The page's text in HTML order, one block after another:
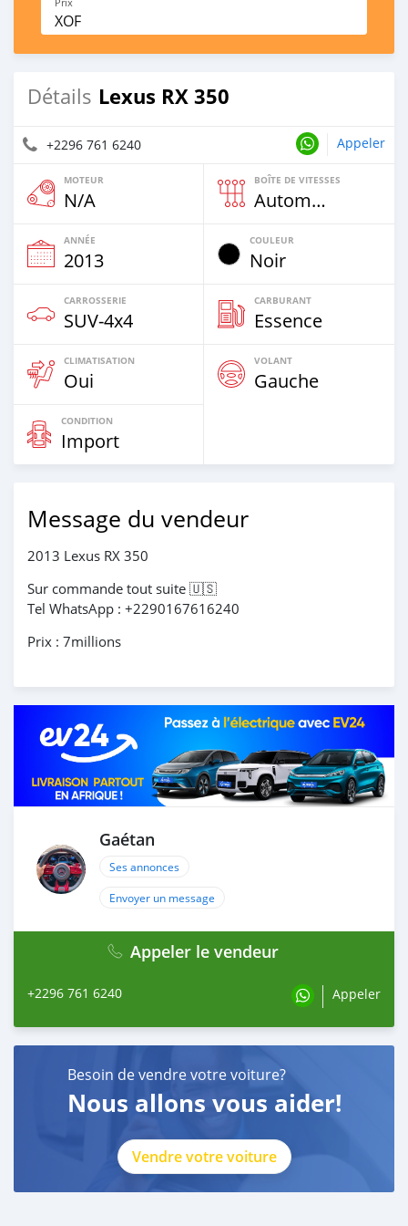
XOF
Détails Lexus RX 350
+2296 761 6240 Appeler
MOTEUR
N/A
BOÎTE DE VITESSES
Automatique
ANNÉE
2013
COULEUR
Noir
CARROSSERIE
SUV‒4x4
CARBURANT
Essence
CLIMATISATION
Oui
VOLANT
Gauche
CONDITION
Import
Message du vendeur
2013 Lexus RX 350
Sur commande tout suite 🇺🇸
Tel WhatsApp : +2290167616240
Prix : 7millions
Gaétan
Ses annonces
Envoyer un message
Appeler le vendeur
+2296 761 6240 Appeler
Besoin de vendre votre voiture?
Nous allons vous aider!
Vendre votre voiture